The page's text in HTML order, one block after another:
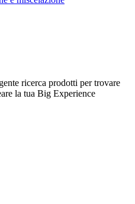
ricerca prodotti per trovare
la tua Big Experience